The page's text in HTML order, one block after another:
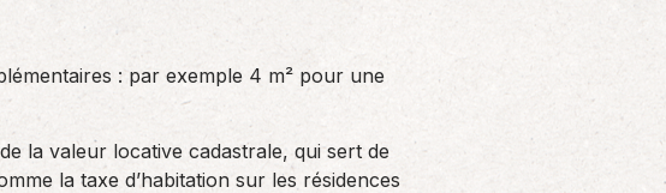
: par exemple 4 m² pour une
la valeur locative cadastrale, qui sert de
la taxe d’habitation sur les résidences